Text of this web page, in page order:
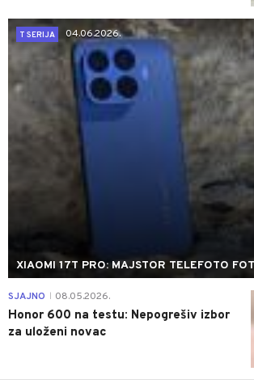
T SERIJA
04.06.2026.
XIAOMI 17T PRO: MAJSTOR TELEFOTO
SJAJNO 08.05.2026.
Honor 600 na testu: Nepogrešiv izbor
za uloženi novac